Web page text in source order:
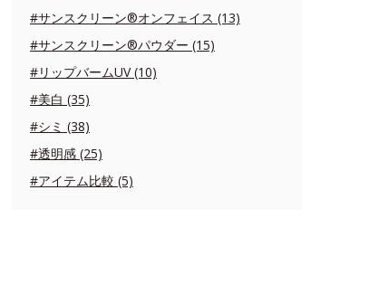
#サンスクリーン®オンフェイス (13)
#サンスクリーン®パウダー (15)
#リップバームUV (10)
#美白 (35)
#シミ (38)
#透明感 (25)
#アイテム比較 (5)